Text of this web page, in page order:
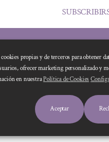
propias y de terceros para obtener
ofrecer marketing personalizado y
en nuestraPolítica de Cookies
Aceptar